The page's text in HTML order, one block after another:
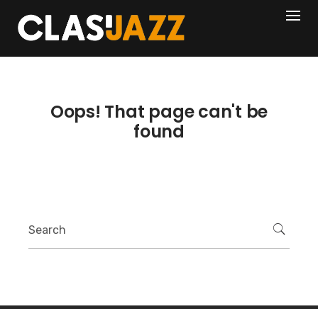
content
404
Oops! That page can't be
found